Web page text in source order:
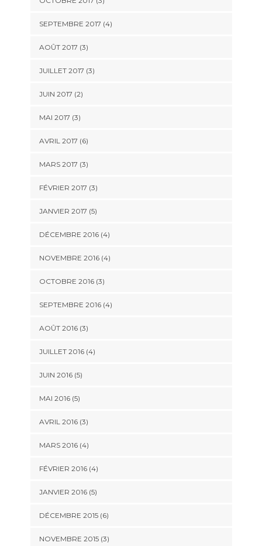
SEPTEMBRE 2017 (4)
AOÛT 2017 (3)
JUILLET 2017 (3)
JUIN 2017 (2)
MAI 2017 (3)
AVRIL 2017 (6)
MARS 2017 (3)
FÉVRIER 2017 (3)
JANVIER 2017 (5)
DÉCEMBRE 2016(4)
NOVEMBRE 2016(4)
OCTOBRE 2016(3)
SEPTEMBRE 2016(4)
AOÛT 2016(3)
JUILLET 2016(4)
JUIN 2016(5)
MAI 2016(5)
AVRIL 2016(3)
MARS 2016(4)
FÉVRIER 2016(4)
JANVIER 2016(5)
DÉCEMBRE 2015(6)
NOVEMBRE 2015(3)